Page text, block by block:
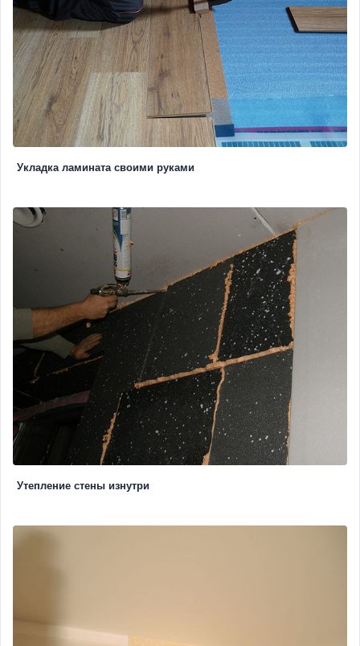
Укладка ламината своими руками
Утепление стены изнутри